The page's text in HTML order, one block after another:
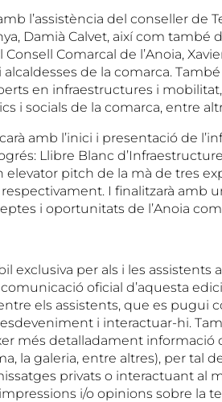
l’assistència del conseller de
Damià Calvet, així com també
Comarcal de l’Anoia,
de la comarca. També
en infraestructures i
i socials de la comarca, entre
amb l’inici i presentació de
Llibre Blanc
elevator pitch de la mà de tres
I finalitzarà amb
i oportunitats de l’Anoia
exclusiva per als i les assistents
oficial d’aquesta
els assistents, que es pugui
i interactuar-hi.
més detalladament informació
la galeria, entre altres), per tal
privats o interactuant al
i/o opinions sobre la